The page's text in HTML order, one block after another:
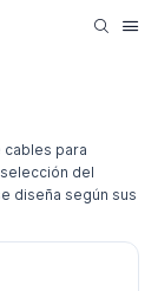
cables para
del
diseña según sus